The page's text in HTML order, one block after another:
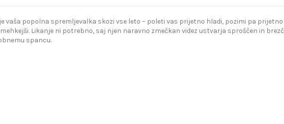
popolna spremljevalka skozi vse leto – poleti vas prijetno hladi, pozimi pa
Likanje ni potrebno, saj njen naravno zmečkan videz ustvarja sproščen in
spancu.